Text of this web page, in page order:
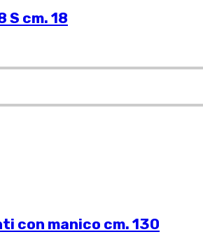
S cm. 18
con manico cm. 130